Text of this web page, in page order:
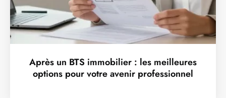
Après un BTS immobilier : les meilleures
options pour votre avenir professionnel